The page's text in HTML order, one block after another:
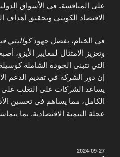
على المنافسة. في الأسواق
الاقتصاد الكويتي وتحقيق أهداف
في الختام، بفضل جهودكواليتي
وتعزيز الامتثال لمعايير
التي تتبنى الجودة الشاملة
إن دور الشركة في تقديم الدعم
يساعد الشركات على التغلب على
الكامل، مما يساهم في تحسين
عجلة التنمية الاقتصادية. بما
نُشر
2024-09-27